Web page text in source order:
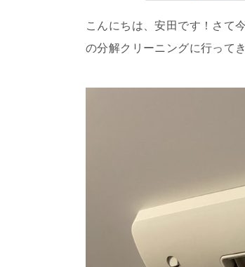
こんにちは、安田です！さて
の分解クリーニングに行って